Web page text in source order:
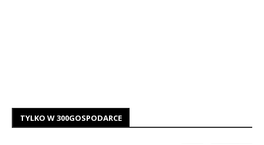
TYLKO W 300GOSPODARCE